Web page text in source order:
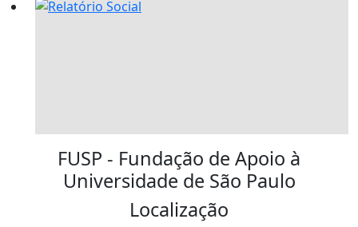
FUSP - Fundação de Apoio à
Universidade de São Paulo
Localização